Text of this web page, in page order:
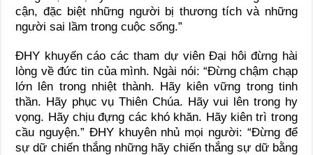
cận, đặc biệt những người bị thương tích và những
người sai lầm trong cuộc sống.”
ĐHY khuyến cáo các tham dự viên Đại hôi đừng hài
lòng về đức tin của mình. Ngài nói: “Đừng chậm chạp
lớn lên trong nhiệt thành. Hãy kiên vững trong tinh
thần. Hãy phục vụ Thiên Chúa. Hãy vui lên trong hy
vọng. Hãy chịu đựng các khó khăn. Hãy kiên trì trong
cầu nguyện.” ĐHY khuyên nhủ mọi người: “Đừng để
sự dữ chiến thắng những hãy chiến thắng sự dữ bằng